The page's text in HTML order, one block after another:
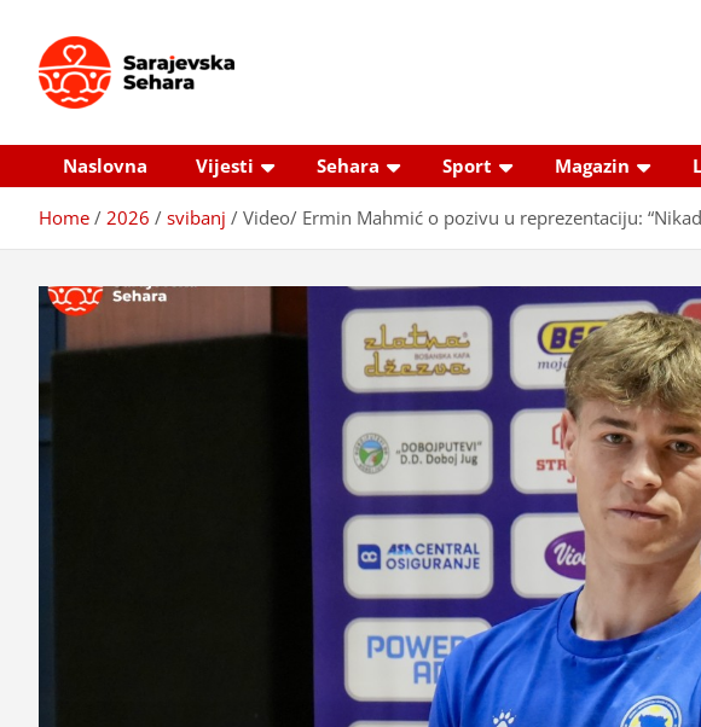
content
Sarajevska sehara
Naslovna
Vijesti Sehara Sport Magazin
Home 2026 svibanj Video/ Ermin Mahmić o pozivu u reprezentaciju: